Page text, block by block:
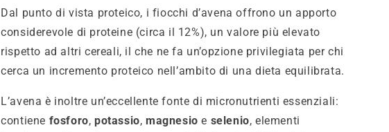
Dal punto di vista proteico, i fiocchi d’avena offrono un apporto
considerevole di proteine (circa il 12%), un valore più elevato
rispetto ad altri cereali, il che ne fa un’opzione privilegiata per chi
cerca un incremento proteico nell’ambito di una dieta equilibrata.
L’avena è inoltre un’eccellente fonte di micronutrienti essenziali:
contiene fosforo, potassio,magnesio e selenio, elementi